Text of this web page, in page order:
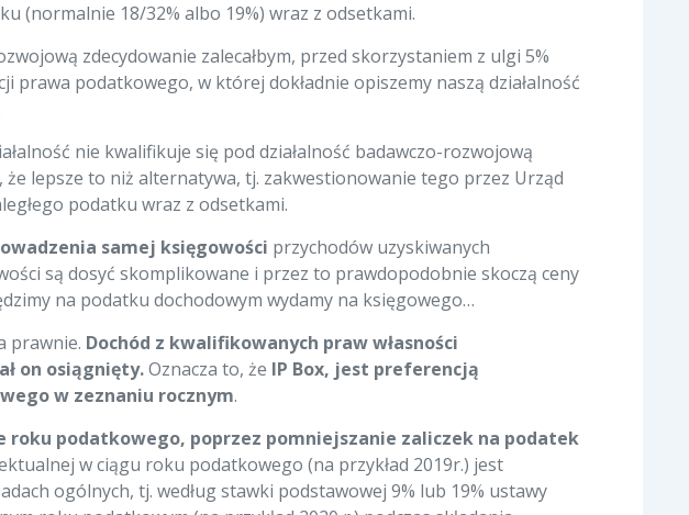
(normalnie 18/32% albo 19%) wraz z odsetkami.
zdecydowanie zalecałbym, przed skorzystaniem z ulgi 5%
podatkowego, w której dokładnie opiszemy naszą działalność
nie kwalifikuje się pod działalność badawczo-rozwojową
lepsze to niż alternatywa, tj. zakwestionowanie tego przez Urząd
podatku wraz z odsetkami.
samej księgowości przychodów uzyskiwanych
są dosyć skomplikowane i przez to prawdopodobnie skoczą ceny
na podatku dochodowym wydamy na księgowego…
prawnie. Dochód z kwalifikowanych praw własności
on osiągnięty.Oznacza to, że IP Box, jest preferencją
w zeznaniu rocznym.
podatkowego, poprzez pomniejszanie zaliczek na podatek
w ciągu roku podatkowego (na przykład 2019r.) jest
ogólnych, tj. według stawki podstawowej 9% lub 19% ustawy